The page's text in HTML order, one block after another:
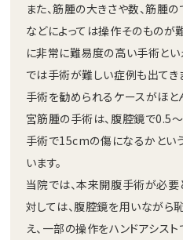
また、筋腫の大きさや数、筋腫
などによっては操作そのものが
に非常に難易度の高い手術とい
では手術が難しい症例も出てき
手術を勧められるケースがほと
宮筋腫の手術は、腹腔鏡で0.5
手術で15cmの傷になるかとい
います。
当院では、本来開腹手術が必
対しては、腹腔鏡を用いなが
え、一部の操作をハンドアシス